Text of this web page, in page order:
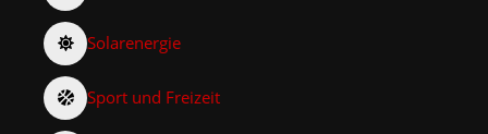
Solarenergie
Sport und Freizeit